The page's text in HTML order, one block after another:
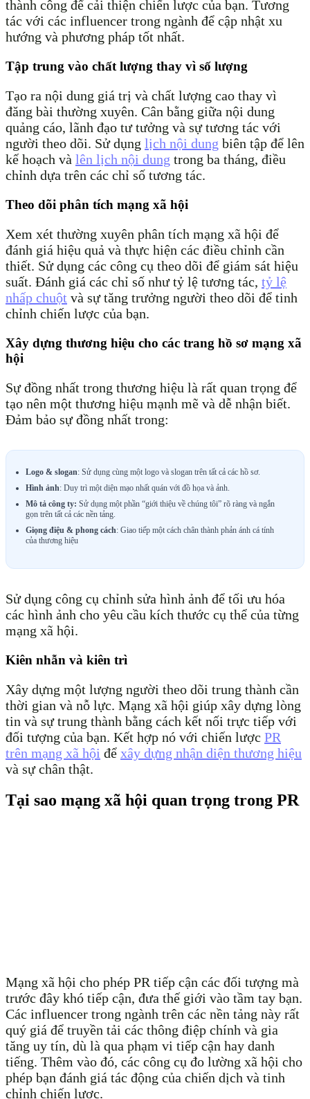
thành công để cải thiện chiến lược của bạn. Tương
tác với các influencer trong ngành để cập nhật xu
hướng và phương pháp tốt nhất.
Tập trung vào chất lượng thay vì số lượng
Tạo ra nội dung giá trị và chất lượng cao thay vì
đăng bài thường xuyên. Cân bằng giữa nội dung
quảng cáo, lãnh đạo tư tưởng và sự tương tác với
người theo dõi. Sử dụng lịch nội dung biên tập để lên
kế hoạch và lên lịch nội dung trong ba tháng, điều
chỉnh dựa trên các chỉ số tương tác.
Theo dõi phân tích mạng xã hội
Xem xét thường xuyên phân tích mạng xã hội để
đánh giá hiệu quả và thực hiện các điều chỉnh cần
thiết. Sử dụng các công cụ theo dõi để giám sát hiệu
suất. Đánh giá các chỉ số như tỷ lệ tương tác, tỷ lệ
nhấp chuột và sự tăng trưởng người theo dõi để tinh
chỉnh chiến lược của bạn.
Xây dựng thương hiệu cho các trang hồ sơ mạng xã
hội
Sự đồng nhất trong thương hiệu là rất quan trọng để
tạo nên một thương hiệu mạnh mẽ và dễ nhận biết.
Đảm bảo sự đồng nhất trong:
Logo & slogan: Sử dụng cùng một logo và slogan trên tất cả các hồ sơ.
Hình ảnh: Duy trì một diện mạo nhất quán với đồ họa và ảnh.
Mô tả công ty: Sử dụng một phần “giới thiệu về chúng tôi” rõ ràng và ngắn
gọn trên tất cả các nền tảng.
Giọng điệu & phong cách: Giao tiếp một cách chân thành phản ánh cá tính
của thương hiệu
Sử dụng công cụ chỉnh sửa hình ảnh để tối ưu hóa
các hình ảnh cho yêu cầu kích thước cụ thể của từng
mạng xã hội.
Kiên nhẫn và kiên trì
Xây dựng một lượng người theo dõi trung thành cần
thời gian và nỗ lực. Mạng xã hội giúp xây dựng lòng
tin và sự trung thành bằng cách kết nối trực tiếp với
đối tượng của bạn. Kết hợp nó với chiến lược PR
trên mạng xã hội để xây dựng nhận diện thương hiệu
và sự chân thật.
Tại sao mạng xã hội quan trọng trong PR
Mạng xã hội cho phép PR tiếp cận các đối tượng mà
trước đây khó tiếp cận, đưa thế giới vào tầm tay bạn.
Các influencer trong ngành trên các nền tảng này rất
quý giá để truyền tải các thông điệp chính và gia
tăng uy tín, dù là qua phạm vi tiếp cận hay danh
tiếng. Thêm vào đó, các công cụ đo lường xã hội cho
phép bạn đánh giá tác động của chiến dịch và tinh
chỉnh chiến lược.